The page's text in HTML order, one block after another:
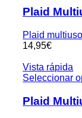
Plaid
Plaid
14,95€
Vista rápida
Seleccionar
Plaid